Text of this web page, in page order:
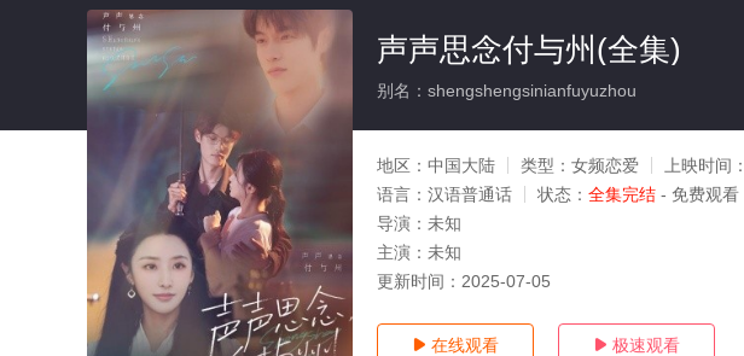
声声思念付与州(全集)
别名：shengshengsinianfuyuzhou
地区： 中国大陆 类型： 女频恋爱 上映时间：
语言： 汉语普通话 状态： 全集完结 - 免费观看
导演： 未知
主演： 未知
更新时间： 2025-07-05
 在线观看  极速观看